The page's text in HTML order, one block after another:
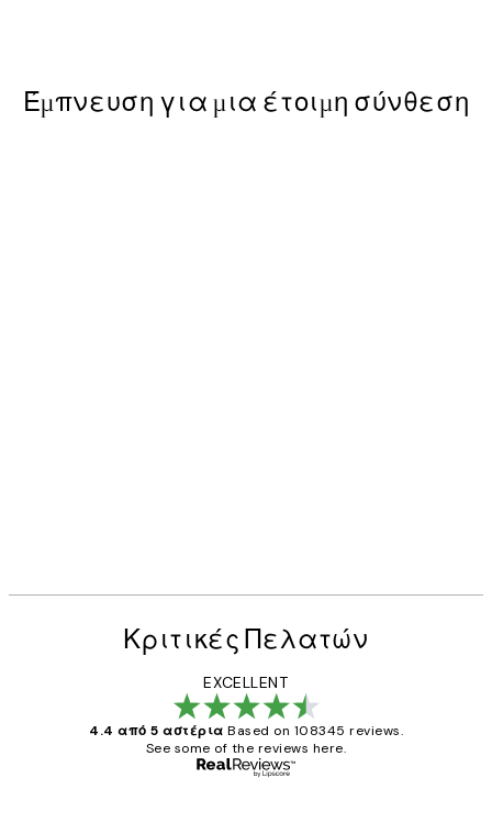
Έμπνευση για μια έτοιμη σύνθεση
Κριτικές Πελατών
EXCELLENT
4.4 από 5 αστέρια Based on 108345 reviews.
See some of the reviews here.